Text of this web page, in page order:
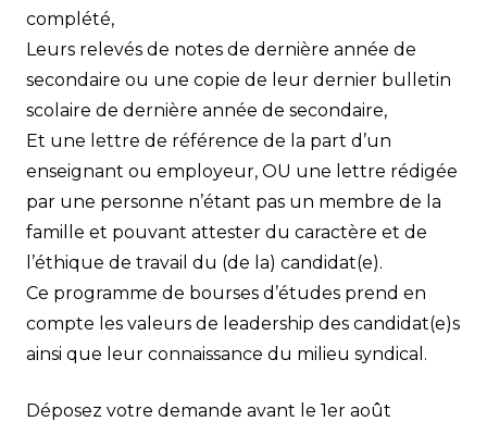
complété,
Leurs relevés de notes de dernière année de
secondaire ou une copie de leur dernier bulletin
scolaire de dernière année de secondaire,
Et une lettre de référence de la part d’un
enseignant ou employeur, OU une lettre rédigée
par une personne n’étant pas un membre de la
famille et pouvant attester du caractère et de
l’éthique de travail du (de la) candidat(e).
Ce programme de bourses d’études prend en
compte les valeurs de leadership des candidat(e)s
ainsi que leur connaissance du milieu syndical.
Déposez votre demande avant le 1er août